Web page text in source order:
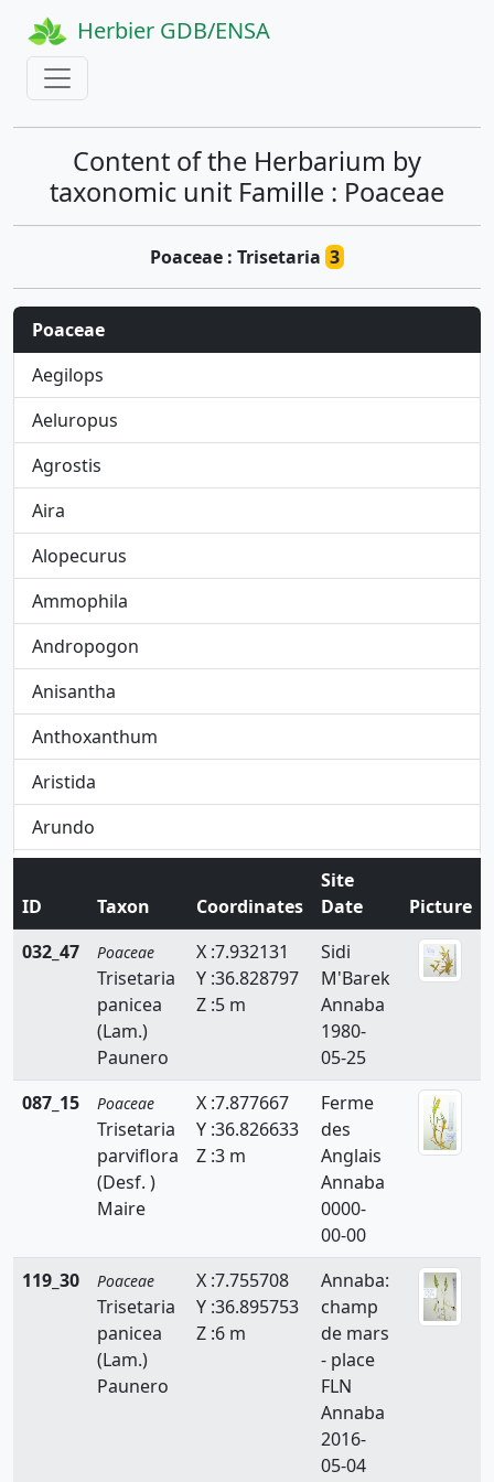
Herbier GDB/ENSA
Content of the Herbarium by
taxonomic unit Famille : Poaceae
Poaceae : Trisetaria 3
Poaceae
Aegilops
Aeluropus
Agrostis
Aira
Alopecurus
Ammophila
Andropogon
Anisantha
Anthoxanthum
Aristida
Arundo
Avenula
Brachypodium
Catapodium
Cutandia
Cynosurus
Dactyloctenium
ID Taxon Coordinates
Site
Date
Picture
032_47
Poaceae
Trisetaria
panicea
(Lam.)
Paunero
X :7.932131
Y :36.828797
Z :5 m
Sidi
M'Barek
Annaba
1980-
05-25
087_15
Poaceae
Trisetaria
parviflora
(Desf. )
Maire
X :7.877667
Y :36.826633
Z :3 m
Ferme
des
Anglais
Annaba
0000-
00-00
119_30
Poaceae
Trisetaria
panicea
(Lam.)
Paunero
X :7.755708
Y :36.895753
Z :6 m
Annaba:
champ
de mars
- place
FLN
Annaba
2016-
05-04